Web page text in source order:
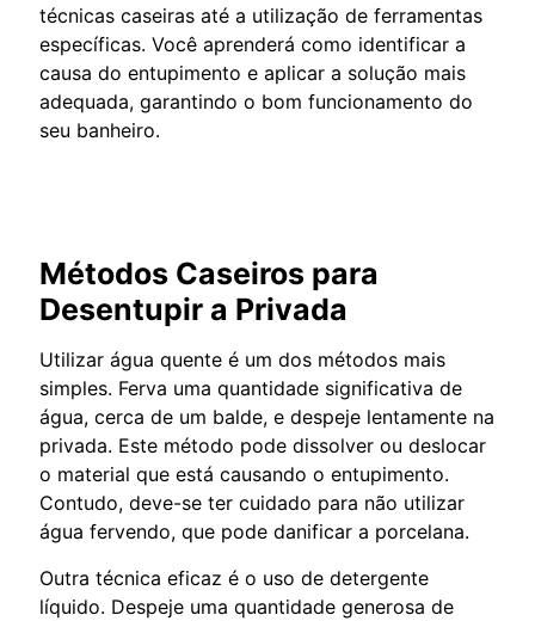
técnicas caseiras até a utilização de ferramentas
específicas. Você aprenderá como identificar a
causa do entupimento e aplicar a solução mais
adequada, garantindo o bom funcionamento do
seu banheiro.
Métodos Caseiros para
Desentupir a Privada
Utilizar água quente é um dos métodos mais
simples. Ferva uma quantidade significativa de
água, cerca de um balde, e despeje lentamente na
privada. Este método pode dissolver ou deslocar
o material que está causando o entupimento.
Contudo, deve-se ter cuidado para não utilizar
água fervendo, que pode danificar a porcelana.
Outra técnica eficaz é o uso de detergente
líquido. Despeje uma quantidade generosa de